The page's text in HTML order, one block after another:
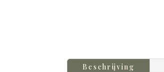
Beschrijving